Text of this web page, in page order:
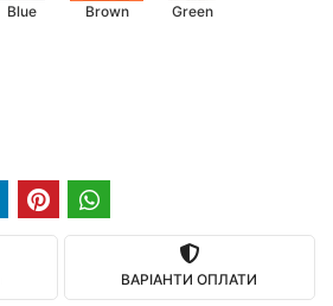
Blue Brown Green
ВАРІАНТИ ОПЛАТИ